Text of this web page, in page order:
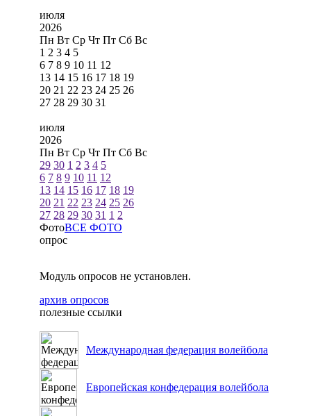
июля
2026
Пн Вт Ср Чт Пт Сб Вс
1 2 3 4 5
6 7 8 9 10 11 12
13 14 15 16 17 18 19
20 21 22 23 24 25 26
27 28 29 30 31
июля
2026
Пн Вт Ср Чт Пт Сб Вс
29 30 1 2 3 4 5
6 7 8 9 10 11 12
13 14 15 16 17 18 19
20 21 22 23 24 25 26
27 28 29 30 31 1 2
ФотоВСЕ ФОТО
опрос
Модуль опросов не установлен.
архив опросов
полезные ссылки
Международная федерация волейбола
Европейская конфедерация волейбола